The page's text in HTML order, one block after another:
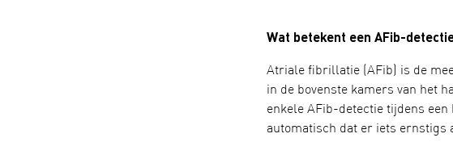
Wat betekent een AFib-
Atriale fibrillatie (AFib) is de
in de bovenste kamers van het
enkele AFib-detectie tijdens
automatisch dat er iets ernstigs